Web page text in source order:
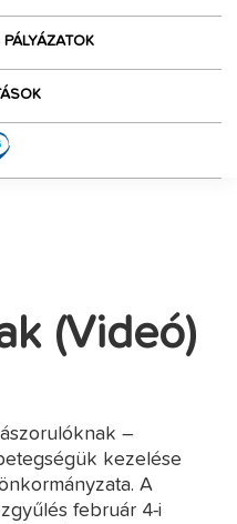
(Videó)
–
kezelése
A
február 4-i